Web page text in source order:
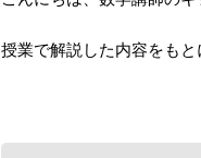
授業で解説した内容をもと